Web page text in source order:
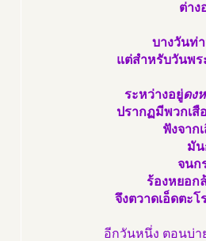
ต่าง
บางวันท่
แต่สำหรับวันพ
ระหว่างอยู่ดง
ปรากฏมีพวกเสื
ฟังจาก
มัน
จนก
ร้องหยอก
จึงตวาดเอ็ดตะ
อีกวันหนึ่ง ตอนบ่า